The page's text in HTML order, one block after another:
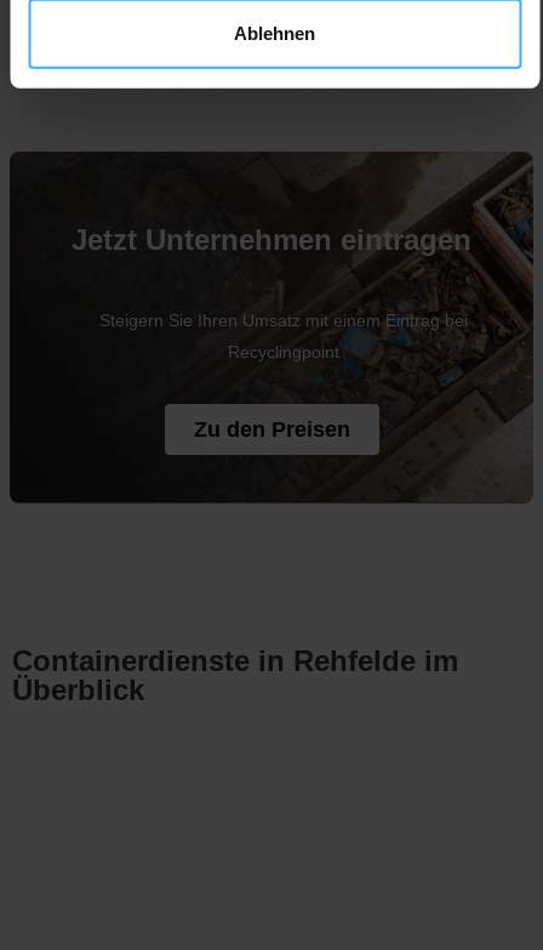
Ablehnen
Für Unternehmen
Jetzt Unternehmen eintragen
Steigern Sie Ihren Umsatz mit einem Eintrag bei
Recyclingpoint
Zu den Preisen
Containerdienste in Rehfelde im
Überblick